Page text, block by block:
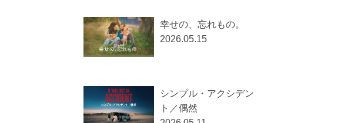
幸せの、忘れもの。
2026.05.15
シンプル・アクシデン
ト／偶然